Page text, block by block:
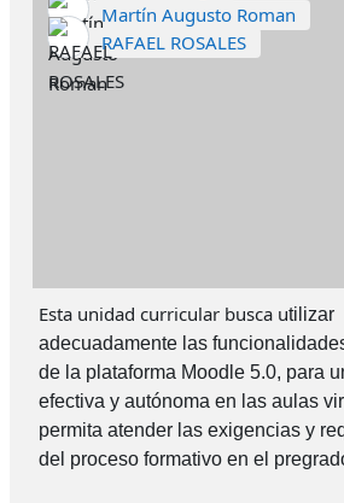
Martín Augusto Roman
RAFAEL ROSALES
Esta unidad curricular busca utilizar
adecuadamente las
de la plataforma Moodle 5.0, para
efectiva y autónoma en las aulas
permita atender las exigencias y
del proceso formativo en el